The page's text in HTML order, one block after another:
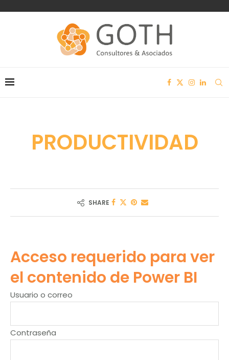
PRODUCTIVIDAD
SHARE
Acceso requerido para ver
el contenido de Power BI
Usuario o correo
Contraseña